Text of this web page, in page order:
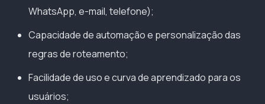
WhatsApp, e-mail, telefone);
Capacidade de automação e personalização das
regras de roteamento;
Facilidade de uso e curva de aprendizado para os
usuários;